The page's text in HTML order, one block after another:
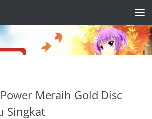
Meraih Gold Disc
Singkat